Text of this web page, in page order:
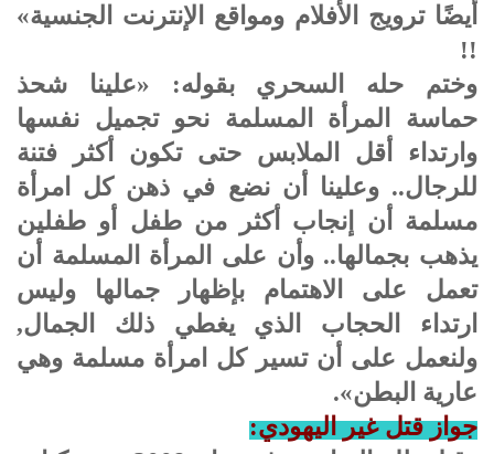
أيضًا ترويج الأفلام ومواقع الإنترنت الجنسية»
!!
وختم حله السحري بقوله: «علينا شحذ
حماسة المرأة المسلمة نحو تجميل نفسها
وارتداء أقل الملابس حتى تكون أكثر فتنة
للرجال.. وعلينا أن نضع في ذهن كل امرأة
مسلمة أن إنجاب أكثر من طفل أو طفلين
يذهب بجمالها.. وأن على المرأة المسلمة أن
تعمل على الاهتمام بإظهار جمالها وليس
ارتداء الحجاب الذي يغطي ذلك الجمال,
ولنعمل على أن تسير كل امرأة مسلمة وهي
عارية البطن».
جواز قتل غير اليهودي: